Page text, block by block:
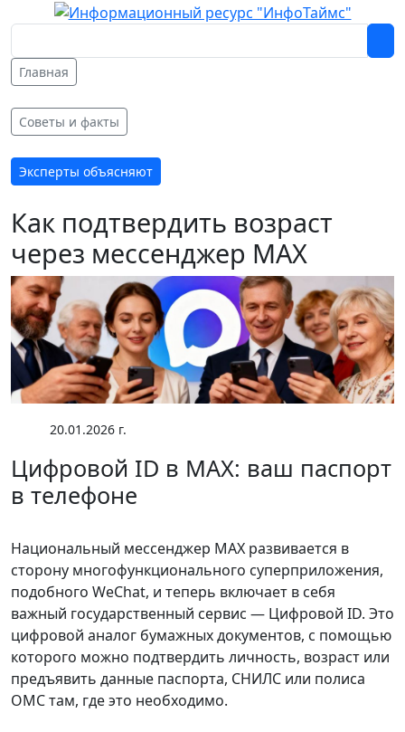
Главная
Советы и факты
Эксперты объясняют
Как подтвердить возраст
через мессенджер MAX
20.01.2026 г.
Цифровой ID в MAX: ваш паспорт
в телефоне
Национальный мессенджер MAX развивается в
сторону многофункционального суперприложения,
подобного WeChat, и теперь включает в себя
важный государственный сервис — Цифровой ID. Это
цифровой аналог бумажных документов, с помощью
которого можно подтвердить личность, возраст или
предъявить данные паспорта, СНИЛС или полиса
ОМС там, где это необходимо.